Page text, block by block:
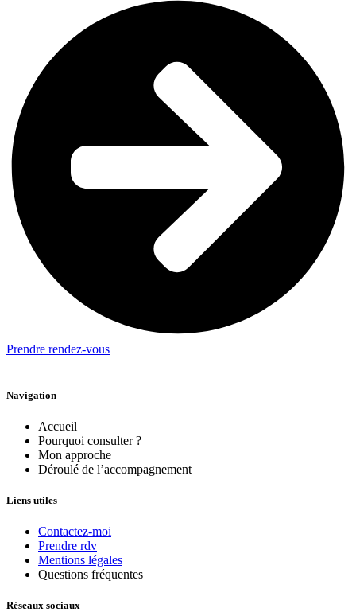
Prendre rendez-vous
Navigation
Accueil
Pourquoi consulter ?
Mon approche
Déroulé de l’accompagnement
Liens utiles
Contactez-moi
Prendre rdv
Mentions légales
Questions fréquentes
Réseaux sociaux